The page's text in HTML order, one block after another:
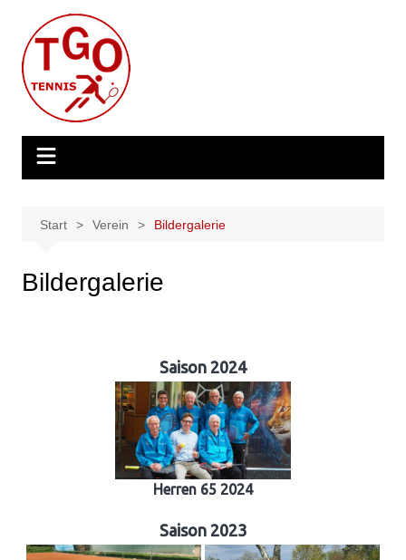
Inhalt
springen
Start Verein Bildergalerie
Bildergalerie
Saison 2024
Herren 65 2024
Saison 2023